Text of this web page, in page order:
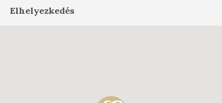
Elhelyezkedés